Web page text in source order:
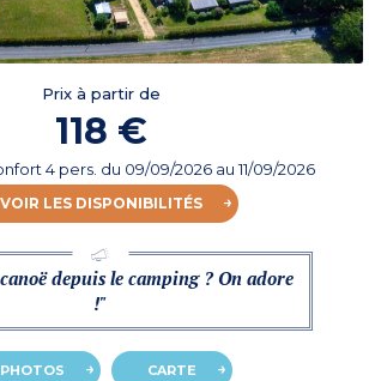
Prix à partir de
118 €
4 pers. du 09/09/2026 au 11/09/2026
VOIR LES DISPONIBILITÉS
depuis le camping ? On adore
!"
PHOTOS CARTE